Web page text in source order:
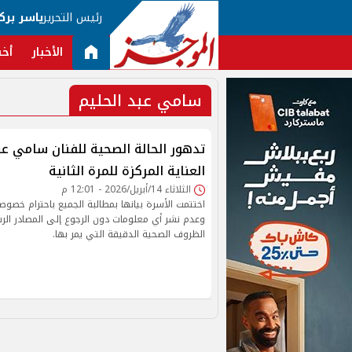
رئيس التحريرياسر
الأخبار
سامي عبد الحليم
تدهور الحالة الصحية للفنان سامي
العناية المركزة للمرة الثانية
الثلاثاء 14/أبريل/2026 - 12:01 م
اختتمت الأسرة بيانها بمطالبة الجميع باحترام
وعدم نشر أي معلومات دون الرجوع إلى المصادر
الظروف الصحية الدقيقة التي يمر بها.